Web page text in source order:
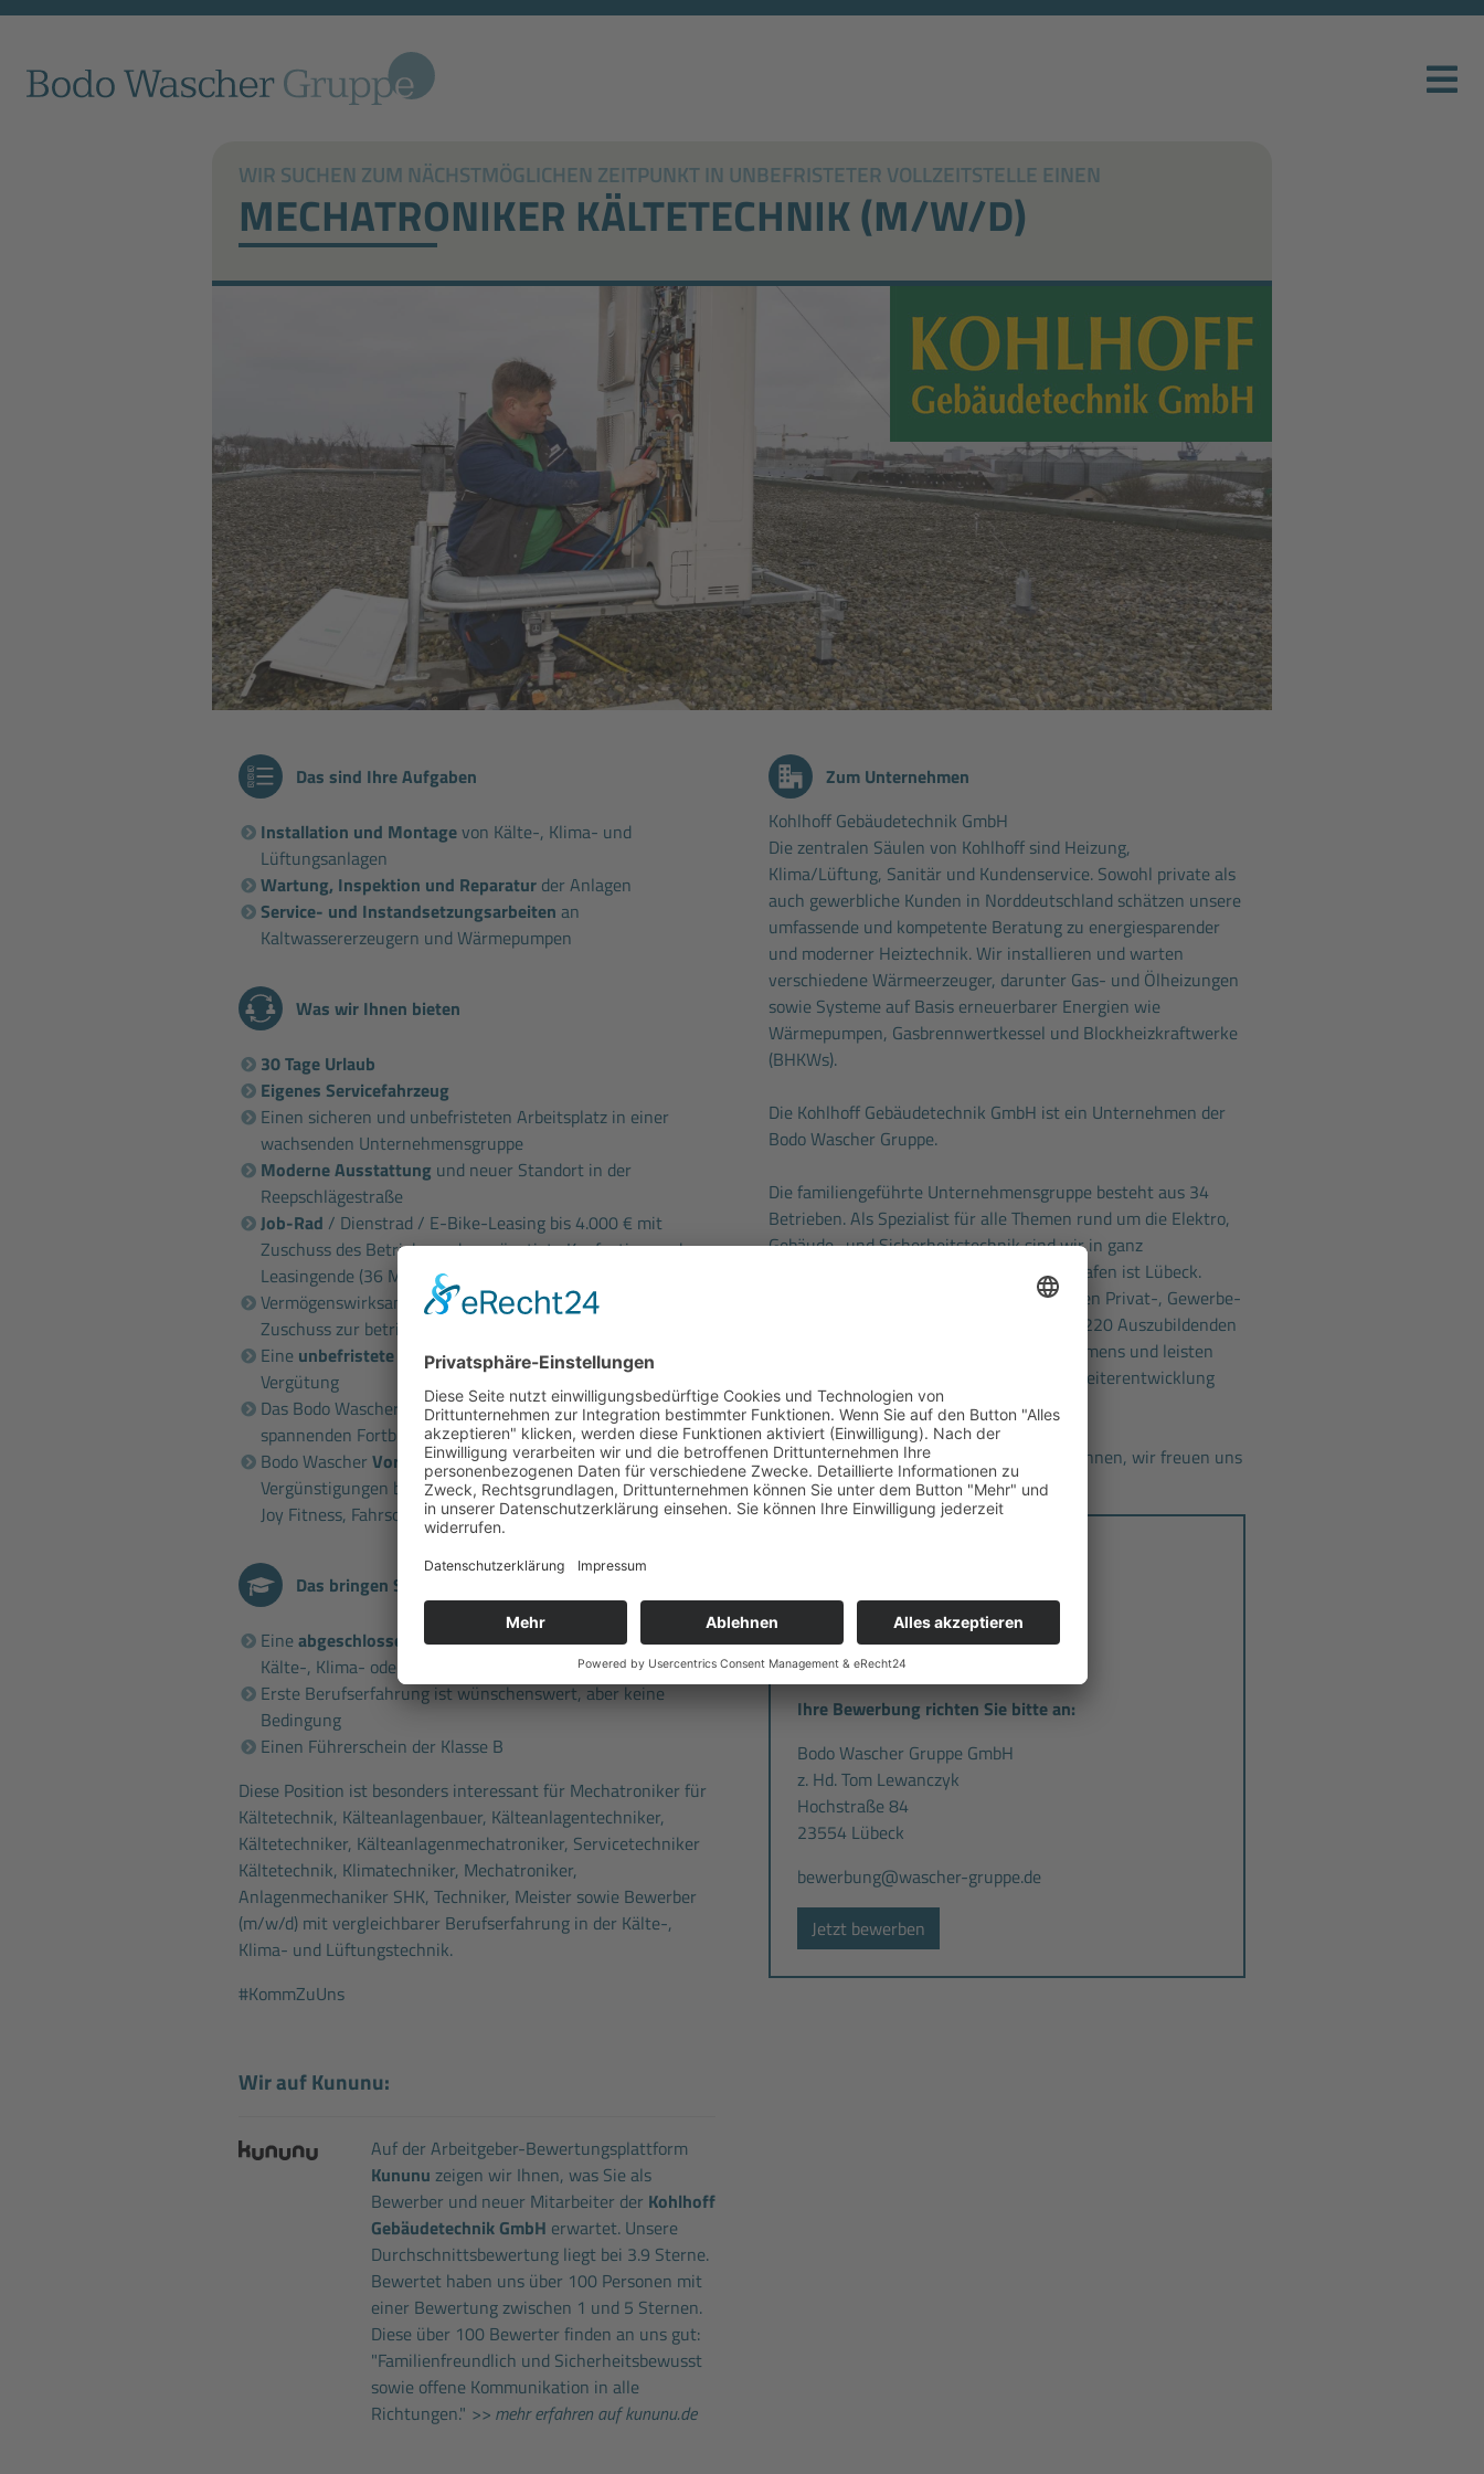
WIR SUCHEN ZUM NÄCHSTMÖGLICHEN ZEITPUNKT IN UNBEFRISTETER VOLLZEITSTELLE EINEN
MECHATRONIKER KÄLTETECHNIK (M/W/D)
Das sind Ihre Aufgaben
Installation und Montagevon Kälte-, Klima- und
Lüftungsanlagen
Wartung, Inspektion und Reparatur der Anlagen
Service- und Instandsetzungsarbeiten an
Kaltwassererzeugern und Wärmepumpen
Was wir Ihnen bieten
30 Tage Urlaub
Eigenes Servicefahrzeug
Einen sicheren und unbefristeten Arbeitsplatz in einer
wachsenden Unternehmensgruppe
Moderne Ausstattung und neuer Standort in der
Reepschlägestraße
Job-Rad / Dienstrad / E-Bike-Leasing bis 4.000 € mit
Zuschuss des Betriebs und vergünstigte Kaufoption nach
Leasingende (36 Monate)
Vermögenswirksame Leistung i.H.v. 324 € pro Jahr und
Zuschuss zur betrieblichen Altersvorsorge
Eine unbefristete Vollzeitanstellungund leistungsgerechte
Vergütung
Das Bodo Wascher GruppeSeminarprogrammmit vielen
spannenden Fortbildungen
Bodo Wascher Vorteilskarte, mit der Sie jede Menge
Vergünstigungen bekommen (z.B. bei Hagebau, McDonalds,
Joy Fitness, Fahrschulen etc.)
Das bringen Sie mit
Eineabgeschlossene Berufsausbildungin dem Bereich
Kälte-, Klima- oder Wärmepumpenanlagenbau
Erste Berufserfahrung ist wünschenswert, aber keine
Bedingung
Einen Führerschein der Klasse B
Diese Position ist besonders interessant für Mechatroniker für
Kältetechnik, Kälteanlagenbauer, Kälteanlagentechniker,
Kältetechniker, Kälteanlagenmechatroniker, Servicetechniker
Kältetechnik, Klimatechniker, Mechatroniker,
Anlagenmechaniker SHK, Techniker, Meister sowie Bewerber
(m/w/d) mit vergleichbarer Berufserfahrung in der Kälte-,
Klima- und Lüftungstechnik.
#KommZuUns
Wir auf Kununu:
Auf der Arbeitgeber-Bewertungsplattform
Kununu zeigen wir Ihnen, was Sie als
Bewerber und neuer Mitarbeiter der Kohlhoff
Gebäudetechnik GmbH erwartet. Unsere
Durchschnittsbewertung liegt bei 3.9 Sterne.
Bewertet haben uns über 100 Personen mit
einer Bewertung zwischen 1 und 5 Sternen.
Diese über 100 Bewerter finden an uns gut:
"Familienfreundlich und Sicherheitsbewusst
sowie offene Kommunikation in alle
Richtungen." >> mehr erfahren auf kununu.de
Zum Unternehmen
Kohlhoff Gebäudetechnik GmbH
Die zentralen Säulen von Kohlhoff sind Heizung,
Klima/Lüftung, Sanitär und Kundenservice. Sowohl private als
auch gewerbliche Kunden in Norddeutschland schätzen unsere
umfassende und kompetente Beratung zu energiesparender
und moderner Heiztechnik. Wir installieren und warten
verschiedene Wärmeerzeuger, darunter Gas- und Ölheizungen
sowie Systeme auf Basis erneuerbarer Energien wie
Wärmepumpen, Gasbrennwertkessel und Blockheizkraftwerke
(BHKWs).
Die Kohlhoff Gebäudetechnik GmbH ist ein Unternehmen der
Bodo Wascher Gruppe.
Die familiengeführte Unternehmensgruppe besteht aus 34
Betrieben. Als Spezialist für alle Themen rund um die Elektro,
Gebäude- und Sicherheitstechnik sind wir in ganz
Norddeutschland bekannt, unser Heimathafen ist Lübeck.
Unsere knapp 1.100 Beschäftigten betreuen Privat-, Gewerbe-
und Industriekunden. Mit insgesamt über 220 Auszubildenden
sichern wir die Zukunft unseres Unternehmens und leisten
gleichzeitig einen wichtigen Beitrag zur Weiterentwicklung
unserer Branche.
Kommen Sie zu uns und lernen Sie uns kennen, wir freuen uns
auf Sie.
Kohlhoff Gebäudetechnik GmbH
Reepschlägerstraße 25
23556 Lübeck
Ihre Bewerbung richten Sie bitte an:
Bodo Wascher Gruppe GmbH
z. Hd. Tom Lewanczyk
Hochstraße 84
23554 Lübeck
bewerbung@wascher-gruppe.de
Jetzt bewerben